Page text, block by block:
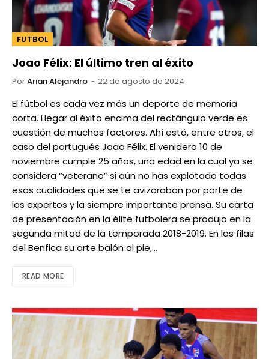
FUTBOL
Joao Félix: El último tren al éxito
PorArian Alejandro 22 de agosto de 2024
El fútbol es cada vez más un deporte de memoria
corta. Llegar al éxito encima del rectángulo verde es
cuestión de muchos factores. Ahí está, entre otros, el
caso del portugués Joao Félix. El venidero 10 de
noviembre cumple 25 años, una edad en la cual ya se
considera “veterano” si aún no has explotado todas
esas cualidades que se te avizoraban por parte de
los expertos y la siempre importante prensa. Su carta
de presentación en la élite futbolera se produjo en la
segunda mitad de la temporada 2018-2019. En las filas
del Benfica su arte balón al pie,…
READ MORE